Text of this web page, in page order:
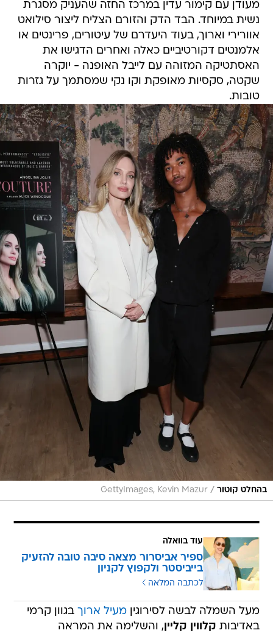
מעודן עם קימור עדין במרכז החזה שהעניק מסגרת
נשית במיוחד. הבד הדק והזורם הצליח ליצור סילואט
אוורירי וארוך, בעוד היעדרם של עיטורים, פרינטים או
אלמנטים דקורטיביים כאלה ואחרים הדגישו את
האסתטיקה המזוהה עם לייבל האופנה - יוקרה
שקטה, סקסיות מאופקת וקו נקי שמסתמך על גזרות
טובות.
בהחלט קוטור /
GettyImages, Kevin Mazur
עוד בוואלה
ספיר אביסרור מצאה סיבה טובה להזעיק
בייביסטר ולקפוץ לקניון
לכתבה המלאה
מעל השמלה לבשה לסירוגיןמעיל ארוך בגוון קרמי
באדיבות קלווין קליין, והשלימה את המראה